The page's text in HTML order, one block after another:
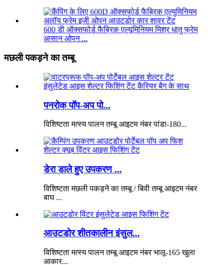
600 डी ऑक्सफोर्ड फैब्रिक एल्यूमिनियम मिश्र धातु फ्रेम
आसान ओपन ...
मछली पकड़ने का तम्बू
पनरोक पॉप-अप पो...
विशिष्टता मत्स्य पालन तम्बू आइटम नंबर पांडा-180...
डेरा डाले हुए उपकरण ...
विशिष्टता मछली पकड़ने का तम्बू / बिवी तम्बू आइटम नंबर
बाघ ...
आउटडोर शीतकालीन इंसुल...
विशिष्टता मत्स्य पालन तम्बू आइटम नंबर भालू-165 खुला
आकार...